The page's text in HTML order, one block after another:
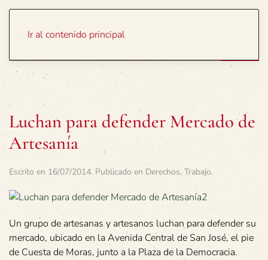
Ir al contenido principal
Luchan para defender Mercado de
Artesanía
Escrito en 16/07/2014. Publicado en Derechos, Trabajo.
Un grupo de artesanas y artesanos luchan para defender su
mercado, ubicado en la Avenida Central de San José, el pie
de Cuesta de Moras, junto a la Plaza de la Democracia.